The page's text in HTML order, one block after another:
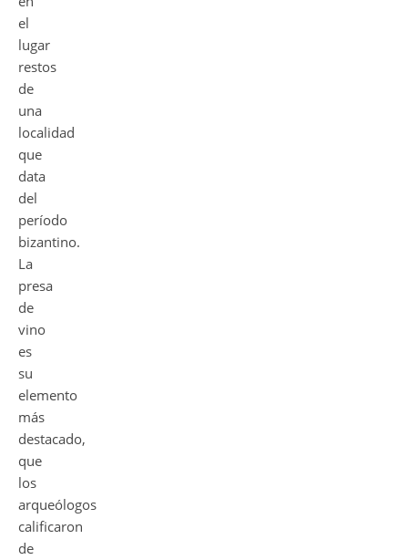
el
lugar
restos
de
una
localidad
que
data
del
período
bizantino.
La
presa
de
vino
es
su
elemento
más
destacado,
que
los
arqueólogos
calificaron
de